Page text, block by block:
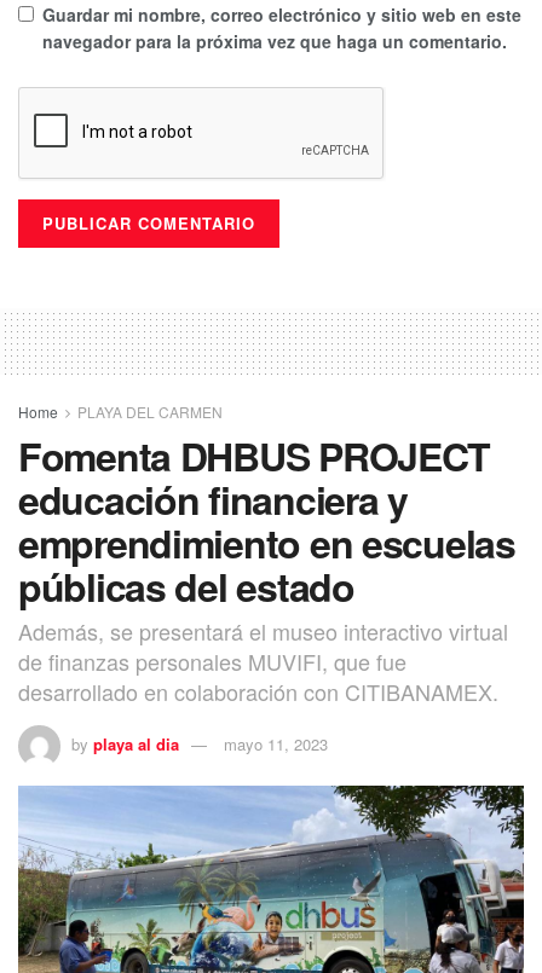
Guardar mi nombre, correo electrónico y sitio web en este
navegador para la próxima vez que haga un comentario.
Home PLAYA DEL CARMEN
Fomenta DHBUS PROJECT
educación financiera y
emprendimiento en escuelas
públicas del estado
Además, se presentará el museo interactivo virtual
de finanzas personales MUVIFI, que fue
desarrollado en colaboración con CITIBANAMEX.
by playa al dia mayo 11, 2023